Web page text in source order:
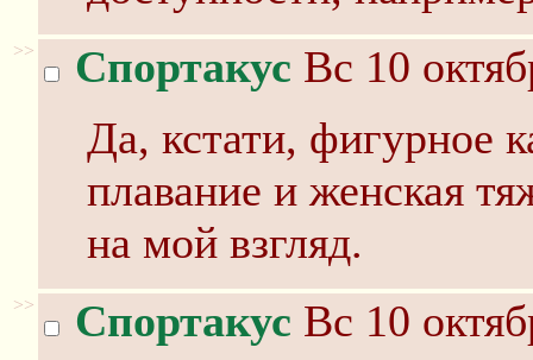
>> Спортакус Вс 10
Да, кстати, фигурное
плавание и женская
на мой взгляд.
>> Спортакус Вс 10